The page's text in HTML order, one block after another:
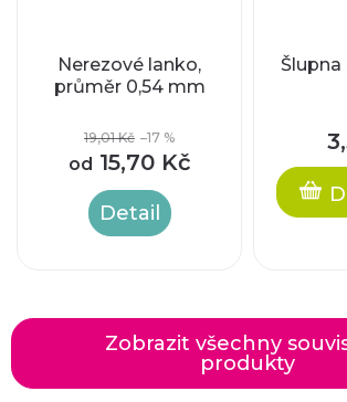
Nerezové lanko,
průměr 0,54 mm
19,01 Kč –17 %
od 15,70 Kč
Detail
Zobrazit všechny
produkty